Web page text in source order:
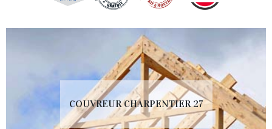
COUVREUR CHARPENTIER 27